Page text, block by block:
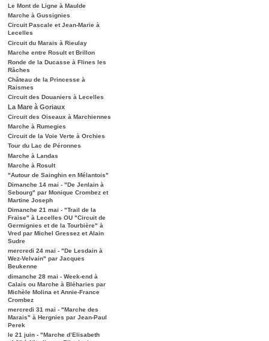
Le Mont de Ligne à Maulde
Marche à Gussignies
Circuit Pascale et Jean-Marie à
Lecelles
Circuit du Marais à Rieulay
Marche entre Rosult et Brillon
Ronde de la Ducasse à Flines les
Râches
Château de la Princesse à
Raismes
Circuit des Douaniers à Lecelles
La Mare à Goriaux
Circuit des Oiseaux à Marchiennes
Marche à Rumegies
Circuit de la Voie Verte à Orchies
Tour du Lac de Péronnes
Marche à Landas
Marche à Rosult
"Autour de Sainghin en Mélantois"
Dimanche 14 mai - "De Jenlain à
Sebourg" par Monique Crombez et
Martine Joseph
Dimanche 21 mai - "Trail de la
Fraise" à Lecelles OU "Circuit de
Germignies et de la Tourbière" à
Vred par Michel Gressez et Alain
Sudre
mercredi 24 mai - "De Lesdain à
Wez-Velvain" par Jacques
Beukenne
dimanche 28 mai - Week-end à
Calais ou Marche à Bléharies par
Michèle Molina et Annie-France
Crombez
mercredi 31 mai - "Marche des
Marais" à Hergnies par Jean-Paul
Perek
le 21 juin - "Marche d’Elisabeth